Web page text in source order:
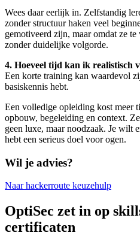
Wees daar eerlijk in. Zelfstandig
zonder structuur haken veel
gemotiveerd zijn, maar omdat ze
zonder duidelijke volgorde.
4. Hoeveel tijd kan ik realistisch
Een korte training kan waardevol
basiskennis hebt.
Een volledige opleiding kost meer
opbouw, begeleiding en context.
geen luxe, maar noodzaak. Je wilt
hebt een serieus doel voor ogen.
Wil je advies?
Naar hackerroute keuzehulp
OptiSec zet in op
certificaten